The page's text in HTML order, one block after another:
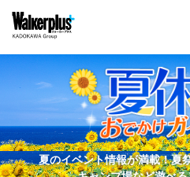
夏のイベント情報が満載！夏